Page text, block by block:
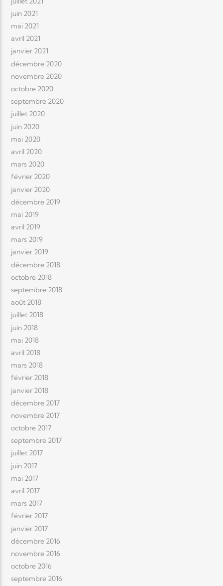
juin 2021
mai 2021
avril 2021
janvier 2021
décembre 2020
novembre 2020
octobre 2020
septembre 2020
juillet 2020
juin 2020
mai 2020
avril 2020
mars 2020
février 2020
janvier 2020
décembre 2019
mai 2019
avril 2019
mars 2019
janvier 2019
décembre 2018
octobre 2018
septembre 2018
août 2018
juillet 2018
juin 2018
mai 2018
avril 2018
mars 2018
février 2018
janvier 2018
décembre 2017
novembre 2017
octobre 2017
septembre 2017
juillet 2017
juin 2017
mai 2017
avril 2017
mars 2017
février 2017
janvier 2017
décembre 2016
novembre 2016
octobre 2016
septembre 2016